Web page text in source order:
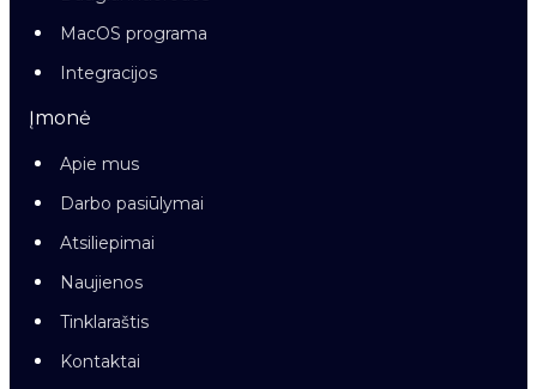
MacOS programa
Integracijos
Įmonė
Apie mus
Darbo pasiūlymai
Atsiliepimai
Naujienos
Tinklaraštis
Kontaktai